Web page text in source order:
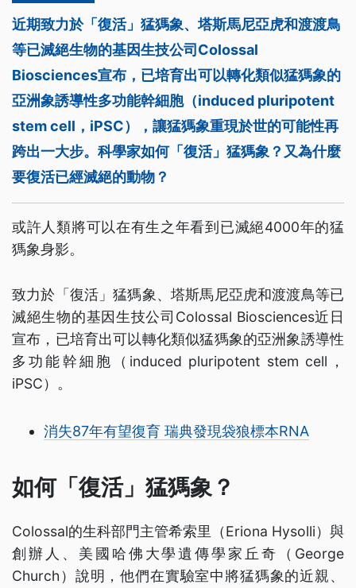
近期致力於「復活」猛獁象、塔斯馬尼亞虎和渡渡鳥
等已滅絕生物的基因生技公司Colossal
Biosciences宣布，已培育出可以轉化類似猛獁象的
亞洲象誘導性多功能幹細胞（induced pluripotent
stem cell，iPSC），讓猛獁象重現於世的可能性再
跨出一大步。科學家如何「復活」猛獁象？又為什麼
要復活已經滅絕的動物？
或許人類將可以在有生之年看到已滅絕4000年的猛
獁象身影。
致力於「復活」猛獁象、塔斯馬尼亞虎和渡渡鳥等已
滅絕生物的基因生技公司Colossal Biosciences近日
宣布，已培育出可以轉化類似猛獁象的亞洲象誘導性
多功能幹細胞（induced pluripotent stem cell，
iPSC）。
消失87年有望復育 瑞典發現袋狼標本RNA
如何「復活」猛獁象？
Colossal的生科部門主管希索里（Eriona Hysolli）與
創辦人、美國哈佛大學遺傳學家丘奇（George
Church）說明，他們在實驗室中將猛獁象的近親、